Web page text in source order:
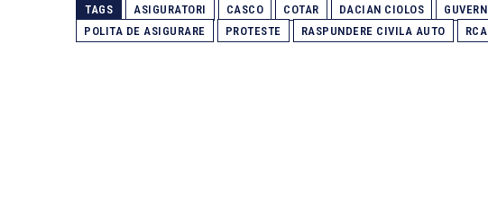
TAGS ASIGURATORI CASCO COTAR DACIAN CIOLOS GUVERN
POLITA DE ASIGURARE
PROTESTE RASPUNDERE CIVILA AUTO RCA